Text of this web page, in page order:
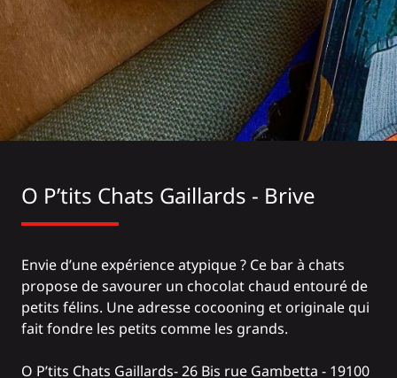
O P’tits Chats Gaillards - Brive
Envie d’une expérience atypique ? Ce bar à chats
propose de savourer un chocolat chaud entouré de
petits félins. Une adresse cocooning et originale qui
fait fondre les petits comme les grands.
O P’tits Chats Gaillards- 26 Bis rue Gambetta - 19100